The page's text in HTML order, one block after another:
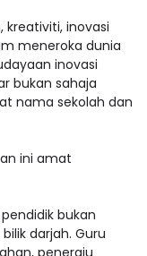
kreativiti, inovasi
meneroka dunia
inovasi
bukan sahaja
nama sekolah dan
ini amat
bukan
darjah. Guru